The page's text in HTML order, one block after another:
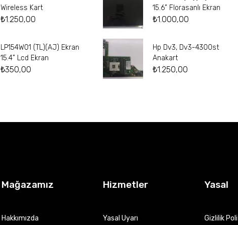
Wireless Kart
₺1.250,00
LP154W01 (TL)(AJ) Ekran
15.4” Lcd Ekran
₺350,00
15.6” Florasanlı Ekran
₺1.000,00
Hp Dv3, Dv3-4300st
Anakart
₺1.250,00
Mağazamız
Hakkımızda
Hizmetler
Yasal Uyarı
Yasal
Gizlilik